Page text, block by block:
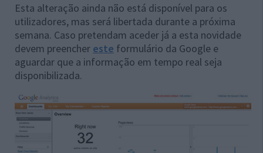
Esta alteração ainda não está disponível para os
utilizadores, mas será libertada durante a próxima
semana. Caso pretendam aceder já a esta novidade
devem preencher este formulário da Google e
aguardar que a informação em tempo real seja
disponibilizada.